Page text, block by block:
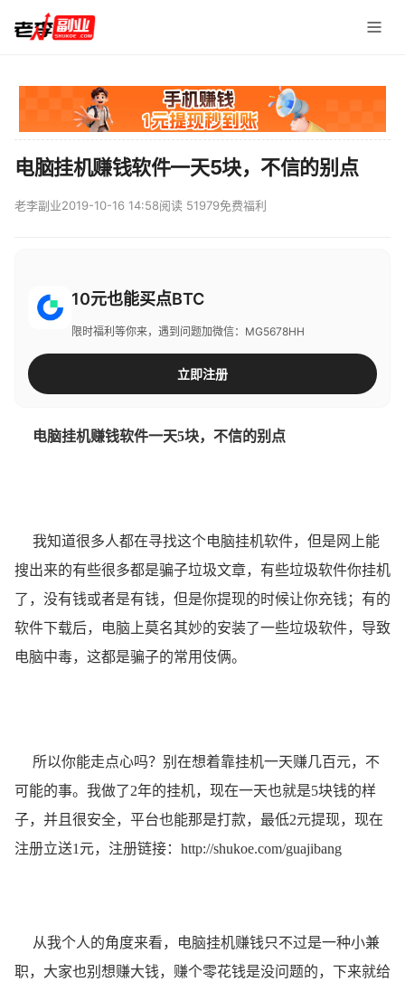
电脑挂机赚钱软件一天5块，不信的别点
老李副业2019-10-16 14:58阅读 51979免费福利
10元也能买点BTC
限时福利等你来，遇到问题加微信：MG5678HH
立即注册
电脑挂机赚钱软件一天5块，不信的别点
我知道很多人都在寻找这个电脑挂机软件，但是网上能
搜出来的有些很多都是骗子垃圾文章，有些垃圾软件你挂机
了，没有钱或者是有钱，但是你提现的时候让你充钱；有的
软件下载后，电脑上莫名其妙的安装了一些垃圾软件，导致
电脑中毒，这都是骗子的常用伎俩。
所以你能走点心吗？别在想着靠挂机一天赚几百元，不
可能的事。我做了2年的挂机，现在一天也就是5块钱的样
子，并且很安全，平台也能那是打款，最低2元提现，现在
注册立送1元，注册链接： http://shukoe.com/guajibang
从我个人的角度来看，电脑挂机赚钱只不过是一种小兼
职，大家也别想赚大钱，赚个零花钱是没问题的，下来就给